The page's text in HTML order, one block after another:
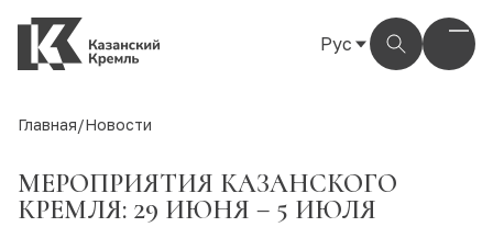
Рус
Главная/Новости
МЕРОПРИЯТИЯ КАЗАНСКОГО
КРЕМЛЯ: 29 ИЮНЯ – 5 ИЮЛЯ